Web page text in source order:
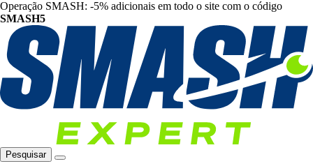
Operação SMASH: -5% adicionais em todo o site com o código
SMASH5
Pesquisar